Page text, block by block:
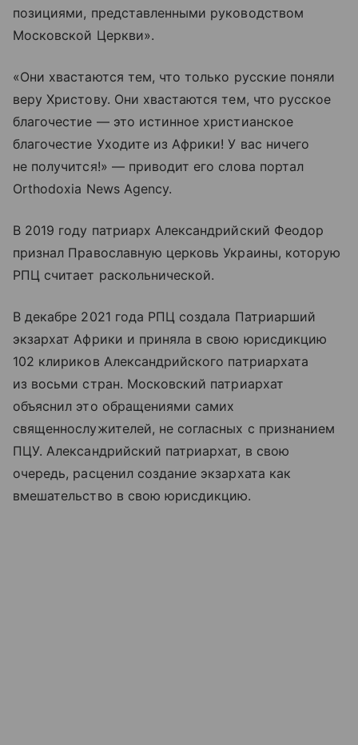
позициями, представленными руководством
Московской Церкви».
«Они хвастаются тем, что только русские поняли
веру Христову. Они хвастаются тем, что русское
благочестие — это истинное христианское
благочестие Уходите из Африки! У вас ничего
не получится!» — приводит его слова портал
Orthodoxia News Agency.
В 2019 году патриарх Александрийский Феодор
признал Православную церковь Украины, которую
РПЦ считает раскольнической.
В декабре 2021 года РПЦ создала Патриарший
экзархат Африки и приняла в свою юрисдикцию
102 клириков Александрийского патриархата
из восьми стран. Московский патриархат
объяснил это обращениями самих
священнослужителей, не согласных с признанием
ПЦУ. Александрийский патриархат, в свою
очередь, расценил создание экзархата как
вмешательство в свою юрисдикцию.